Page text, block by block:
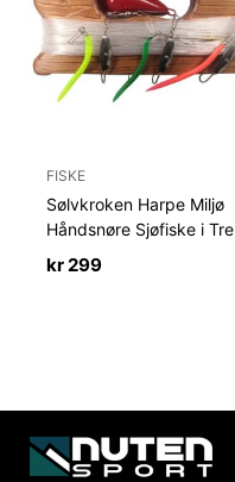
FISKE
Sølvkroken Harpe Miljø
Håndsnøre Sjøfiske i Tre
kr 299